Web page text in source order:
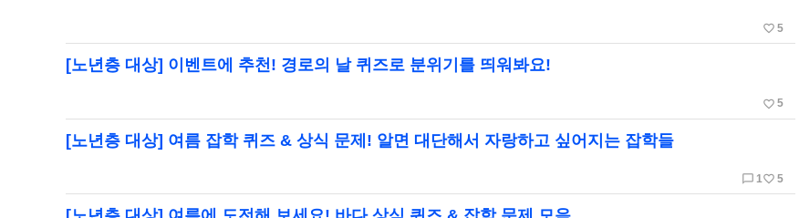
favorite_border 5
[노년층 대상] 이벤트에 추천! 경로의 날 퀴즈로 분위기를 띄워봐요!
favorite_border 5
[노년층 대상] 여름 잡학 퀴즈 & 상식 문제! 알면 대단해서 자랑하고 싶어지는 잡학들
chat_bubble_outline 1 favorite_border 5